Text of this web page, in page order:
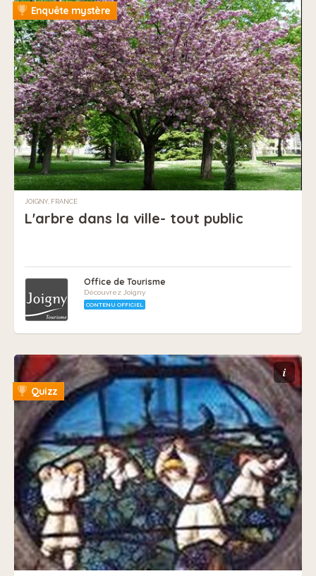
Enquête mystère
JOIGNY, FRANCE
L'arbre dans la ville- tout public
Office de Tourisme
Découvrez Joigny
CONTENU OFFICIEL
i
Quizz